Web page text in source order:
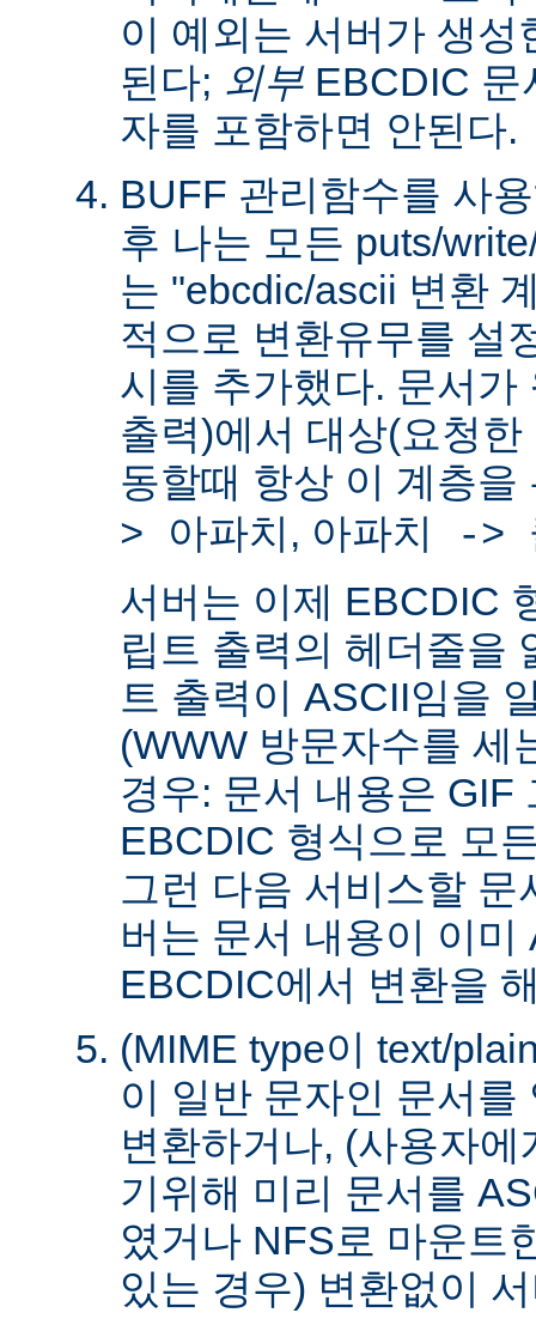
이 예외는 서버가 생
된다; 외부EBCDIC 문
자를 포함하면 안된다.
BUFF 관리함수를 사
후 나는 모든 puts/
는 "ebcdic/ascii 변환
적으로 변환유무를 설
시를 추가했다. 문서가
출력)에서 대상(요청
동할때 항상 이 계층
> 아파치 , 아파치 ->
서버는 이제 EBCDIC
립트 출력의 헤더줄을
트 출력이 ASCII임을
(WWW 방문자수를 세
경우: 문서 내용은 GIF
EBCDIC 형식으로 모
그런 다음 서비스할 문
버는 문서 내용이 이미
EBCDIC에서 변환을
(MIME type이 text/
이 일반 문자인 문서
변환하거나, (사용자
기위해 미리 문서를
였거나 NFS로 마운트
있는 경우) 변환없이